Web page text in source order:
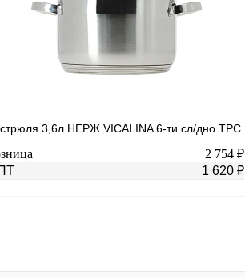
избранное
В
3,6л.НЕРЖ VICALINA 6-ти сл/дно.ТРС
2 754 ₽
1 620 ₽
в 1 клик К сравнению